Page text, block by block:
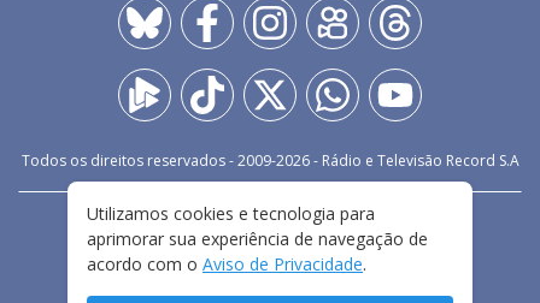
Todos os direitos reservados - 2009-2026- Rádio e Televisão Record S.A
FALE CONOSCO
PRIVACIDADE
TERMOS E CONDIÇÕES DE USO
Utilizamos cookies e tecnologia para
aprimorar sua experiência de navegação de
acordo com o Aviso de Privacidade.